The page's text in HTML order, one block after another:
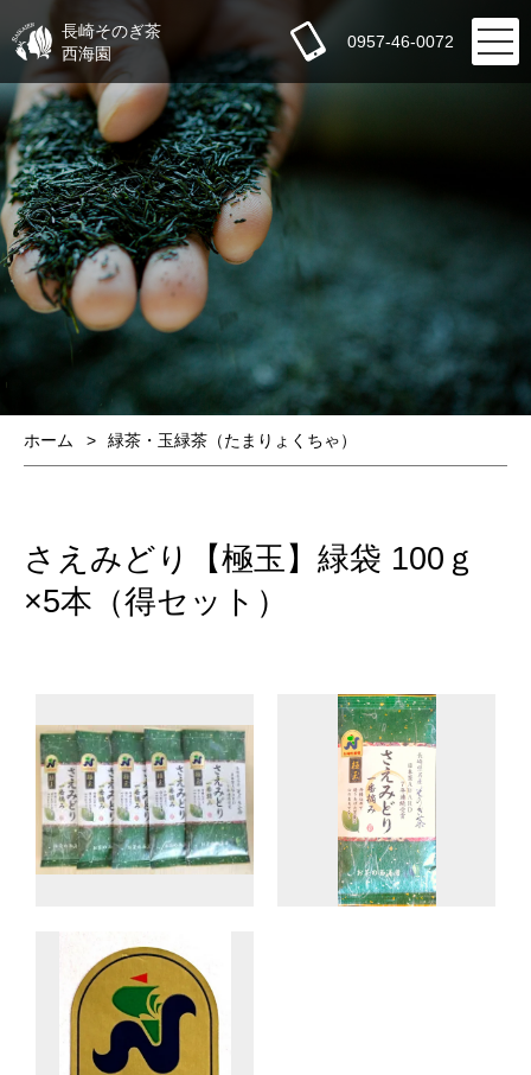
長崎そのぎ茶
西海園
0957-46-0072
ホーム 緑茶・玉緑茶（たまりょくちゃ）
さえみどり【極玉】緑袋 100ｇ
×5本（得セット）